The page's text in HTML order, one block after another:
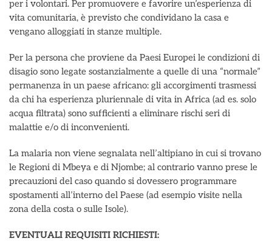
per i volontari. Per promuovere e favorire un’esperienza di
vita comunitaria, è previsto che condividano la casa e
vengano alloggiati in stanze multiple.
Per la persona che proviene da Paesi Europei le condizioni di
disagio sono legate sostanzialmente a quelle di una “normale”
permanenza in un paese africano: gli accorgimenti trasmessi
da chi ha esperienza pluriennale di vita in Africa (ad es. solo
acqua filtrata) sono sufficienti a eliminare rischi seri di
malattie e/o di inconvenienti.
La malaria non viene segnalata nell’altipiano in cui si trovano
le Regioni di Mbeya e di Njombe; al contrario vanno prese le
precauzioni del caso quando si dovessero programmare
spostamenti all’interno del Paese (ad esempio visite nella
zona della costa o sulle Isole).
EVENTUALI REQUISITI RICHIESTI: